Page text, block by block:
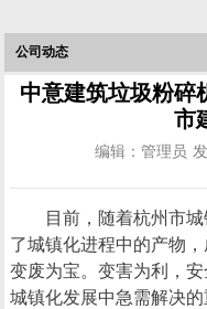
公司动态
中意建筑垃圾粉碎
市
编辑：管理员
目前，随着杭州市
了城镇化进程中的产物
变废为宝。变害为利，
城镇化发展中急需解决